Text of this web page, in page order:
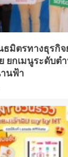
ธมิตรทางธุรกิ
ยกเมนูระดับต
นฟ้า